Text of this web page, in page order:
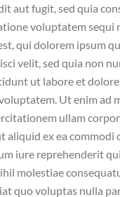
aut fugit, sed quia
voluptatem sequi
qui dolorem ipsum
velit, sed quia non
ut labore et dolore
Ut enim ad
ullam
aliquid ex ea commodi
iure reprehenderit
molestiae
quo voluptas nulla